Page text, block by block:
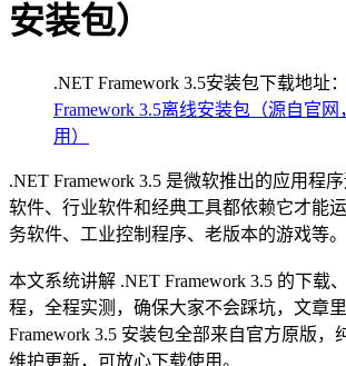
安装包）
.NET Framework 3.5安装包下载地址：
Framework 3.5离线安装包（源自官网
用）
.NET Framework 3.5 是微软推出的应用程
软件、行业软件和经典工具都依赖它才能
务软件、工业控制程序、老版本的游戏等。
本文系统讲解 .NET Framework 3.5 的下载
程，全程实测，确保大家不会踩坑，文章
Framework 3.5 安装包全部来自官方原版，
维护更新，可放心下载使用。